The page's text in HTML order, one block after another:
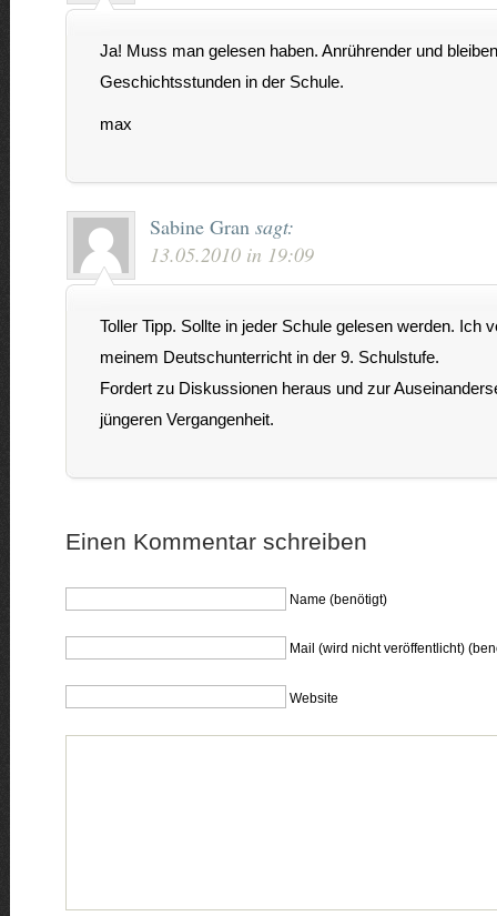
Ja! Muss man gelesen haben. Anrührender und
Geschichtsstunden in der Schule.
max
Sabine Gran sagt:
13.05.2010 in 19:09
Toller Tipp. Sollte in jeder Schule gelesen werden. Ich
meinem Deutschunterricht in der 9. Schulstufe.
Fordert zu Diskussionen heraus und zur
jüngeren Vergangenheit.
Einen Kommentar schreiben
Name (benötigt)
Mail (wird nicht veröffentlicht)
Website